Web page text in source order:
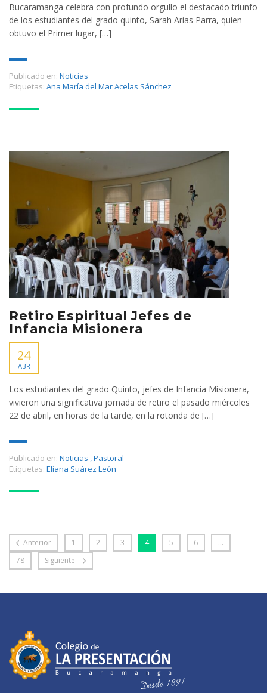
Bucaramanga celebra con profundo orgullo el destacado triunfo
de los estudiantes del grado quinto, Sarah Arias Parra, quien
obtuvo el Primer lugar, […]
Publicado en: Noticias
Etiquetas: Ana María del Mar Acelas Sánchez
Retiro Espiritual Jefes de
Infancia Misionera
24
ABR
Los estudiantes del grado Quinto, jefes de Infancia Misionera,
vivieron una significativa jornada de retiro el pasado miércoles
22 de abril, en horas de la tarde, en la rotonda de […]
Publicado en: Noticias ,Pastoral
Etiquetas: Eliana Suárez León
Anterior 1 2 3 4 5 6
…
78
Siguiente